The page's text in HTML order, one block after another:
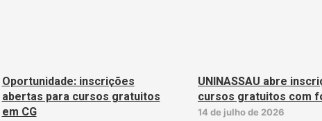
Oportunidade: inscrições
abertas para cursos gratuitos
em CG
UNINASSAU abre
cursos gratuitos com
14 de julho de 2026